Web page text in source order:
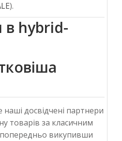
).
в hybrid-
наші досвідчені партнери
товарів за класичним
викупивши